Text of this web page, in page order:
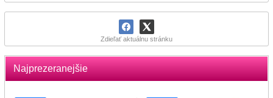
Zdieľať aktuálnu stránku
Najprezeranejšie